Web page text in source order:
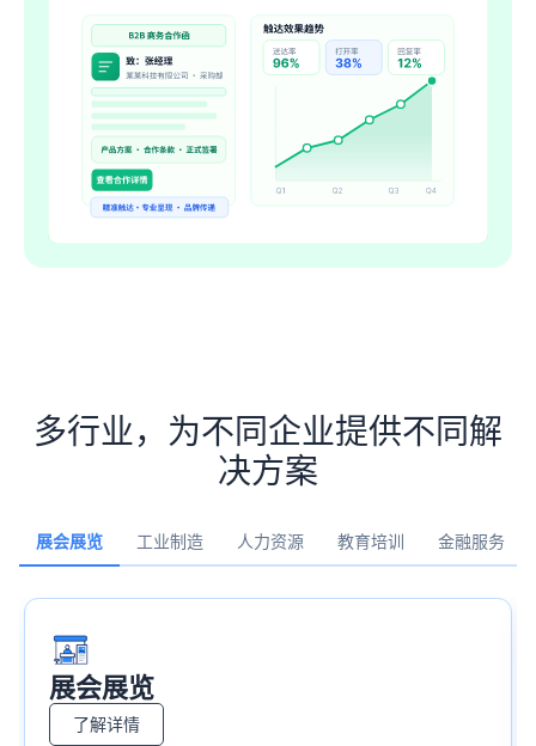
多行业，为不同企业提供不同解
决方案
展会展览 工业制造 人力资源 教育培训 金融服务
展会展览
了解详情